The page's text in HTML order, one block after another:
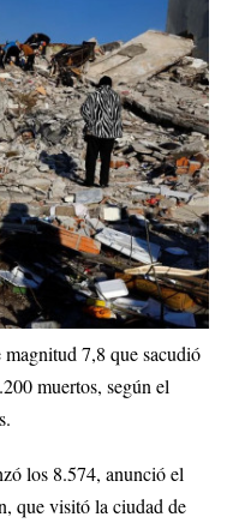
7,8 que sacudió
muertos, según el
los 8.574, anunció el
que visitó la ciudad de